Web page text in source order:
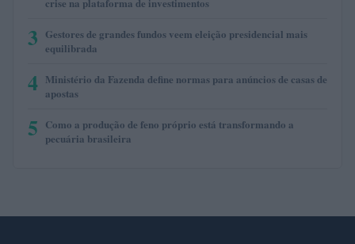
3 Gestores de grandes fundos veem eleição presidencial mais
equilibrada
4 Ministério da Fazenda define normas para anúncios de casas de
apostas
5 Como a produção de feno próprio está transformando a
pecuária brasileira